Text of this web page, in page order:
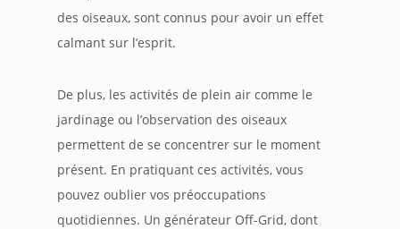
des oiseaux, sont connus pour avoir un effet
calmant sur l’esprit.
De plus, les activités de plein air comme le
jardinage ou l’observation des oiseaux
permettent de se concentrer sur le moment
présent. En pratiquant ces activités, vous
pouvez oublier vos préoccupations
quotidiennes. Un générateur Off-Grid, dont